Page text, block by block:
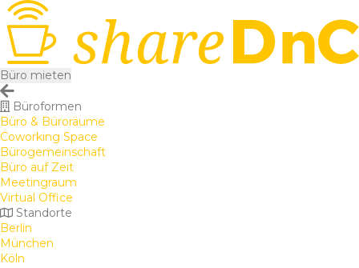
Büro mieten
Büroformen
Büro & Büroräume
Coworking Space
Bürogemeinschaft
Büro auf Zeit
Meetingraum
Virtual Office
Standorte
Berlin
München
Köln